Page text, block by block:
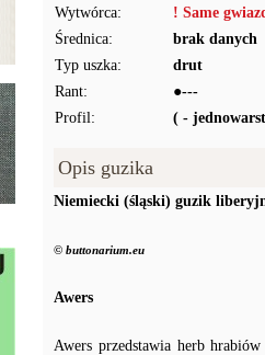
Wytwórca:
! Same
Średnica:
brak danych
Typ uszka:
drut
Rant:
●---
Profil:
( -
Opis guzika
Niemiecki (śląski) guzik
© buttonarium.eu
Awers
Awers przedstawia herb